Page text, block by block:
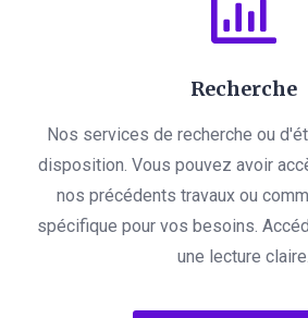
Recherche
Nos services de recherche ou
disposition. Vous pouvez avoir
nos précédents travaux ou
spécifique pour vos besoins.
une lecture claire.